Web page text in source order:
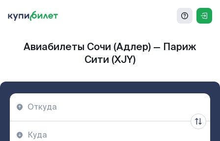
Авиабилеты Сочи (Адлер) — Париж
Сити (XJY)